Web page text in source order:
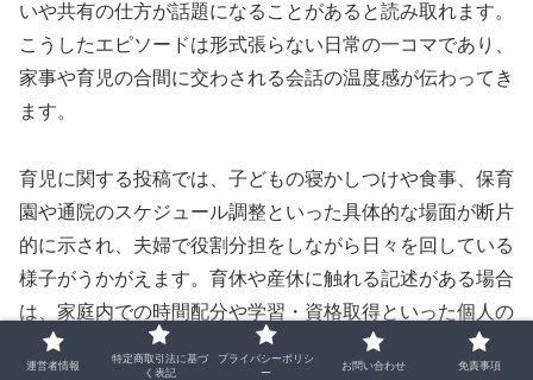
いや共有の仕方が話題になることがあると読み取れます。
こうしたエピソードは形式張らない日常の一コマであり、
家事や育児の合間に交わされる会話の温度感が伝わってき
ます。
育児に関する投稿では、子どもの寝かしつけや食事、保育
園や通院のスケジュール調整といった具体的な場面が断片
的に示され、夫婦で役割分担をしながら日々を回している
様子がうかがえます。育休や産休に触れる記述がある場合
は、家庭内での時間配分や学習・資格取得といった個人の
取り組みが並行して進められていることが示唆されます。
運営者情報
特定商取引法に基づ
く表記
プライバシーポリシ
ー
お問い合わせ 免責事項